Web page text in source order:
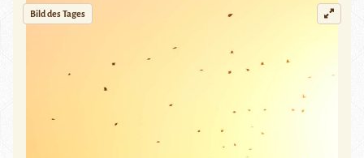
Bild des Tages